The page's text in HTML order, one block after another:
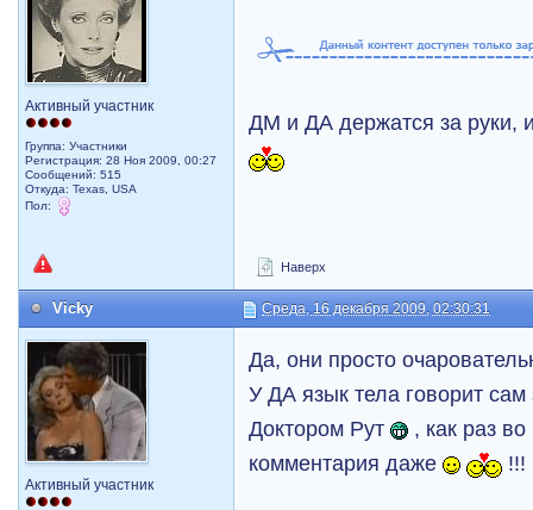
Активный участник
Группа: Участники
Регистрация: 28 Ноя 2009, 00:27
Сообщений: 515
Откуда: Texas, USA
Пол:
ДМ и ДА держатся за руки,
Наверх
Vicky Среда, 16 декабря 2009, 02:30:31
Активный участник
Да, они просто
У ДА язык тела говорит
Доктором Рут
, как раз
комментария даже
!!!